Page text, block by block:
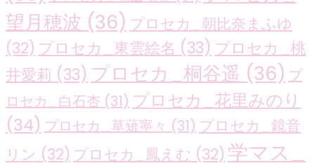
望月穂波 (36) プロセカ_朝比奈まふゆ
(32) プロセカ_東雲絵名 (33) プロセカ_桃
井愛莉 (33) プロセカ_桐谷遥 (36) プ
ロセカ_白石杏 (31) プロセカ_花里みのり
(34) プロセカ_草薙寧々 (31) プロセカ_鏡音
リン (32) プロセカ_鳳えむ (32) 学マス_